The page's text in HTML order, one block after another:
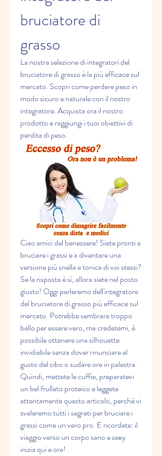
bruciatore di
grasso
La nostra selezione di integratori del
bruciatore di grasso è la più efficace sul
mercato. Scopri come perdere peso in
modo sicuro e naturale con il nostro
integratore. Acquista ora il nostro
prodotto e raggiungi i tuoi obiettivi di
perdita di peso.
Ciao amici del benessere! Siete pronti a
bruciare i grassi e a diventare una
versione più snella e tonica di voi stessi?
Se la risposta è sì, allora siete nel posto
giusto! Oggi parleremo dell'integratore
del bruciatore di grasso più efficace sul
mercato. Potrebbe sembrare troppo
bello per essere vero, ma credetemi, è
possibile ottenere una silhouette
invidiabile senza dover rinunciare al
gusto del cibo o sudare ore in palestra.
Quindi, mettete le cuffie, preparatevi
un bel frullato proteico e leggete
attentamente questo articolo, perché vi
sveleremo tutti i segreti per bruciare i
grassi come un vero pro. E ricordate: il
viaggio verso un corpo sano e sexy
inizia qui e ora!